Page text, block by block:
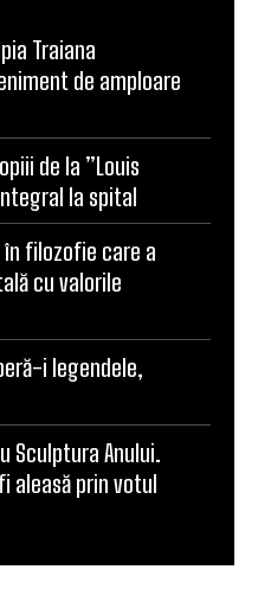
Traiana
de amploare
de la ”Louis
la spital
filozofie care a
cu valorile
i legendele,
Sculptura Anului.
aleasă prin votul